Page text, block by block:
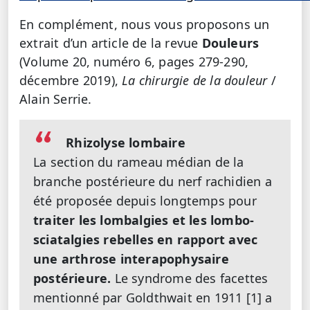
En complément, nous vous proposons un
extrait d’un article de la revue Douleurs
(Volume 20, numéro 6, pages 279-290,
décembre 2019),La chirurgie de la douleur/
Alain Serrie.
Rhizolyse lombaire
La section du rameau médian de la
branche postérieure du nerf rachidien a
été proposée depuis longtemps pour
traiter les lombalgies et les lombo-
sciatalgies rebelles en rapport avec
une arthrose interapophysaire
postérieure. Le syndrome des facettes
mentionné par Goldthwait en 1911 [1] a